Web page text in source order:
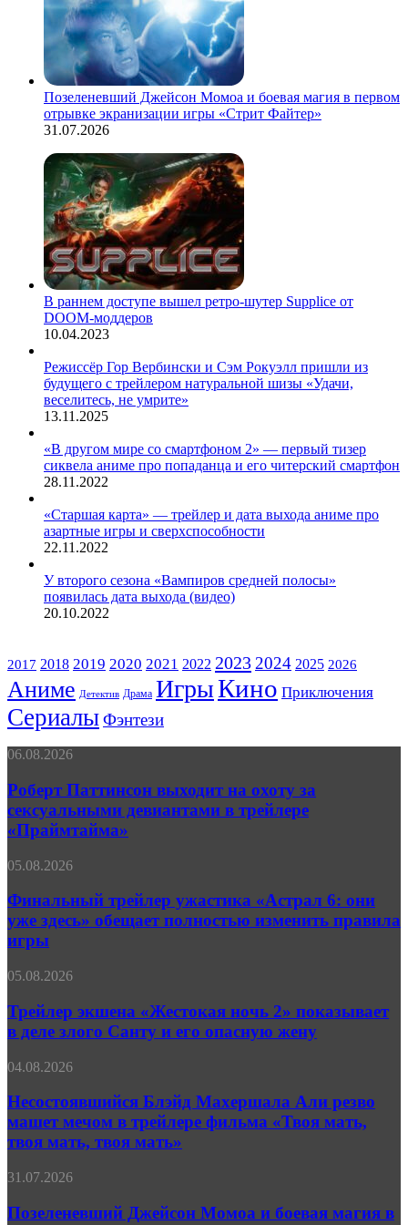
Позеленевший Джейсон Момоа и боевая магия в первом
отрывке экранизации игры «Стрит Файтер»
31.07.2026
В раннем доступе вышел ретро-шутер Supplice от
DOOM-моддеров
10.04.2023
Режиссёр Гор Вербински и Сэм Рокуэлл пришли из
будущего с трейлером натуральной шизы «Удачи,
веселитесь, не умрите»
13.11.2025
«В другом мире со смартфоном 2» — первый тизер
сиквела аниме про попаданца и его читерский смартфон
28.11.2022
«Старшая карта» — трейлер и дата выхода аниме про
азартные игры и сверхспособности
22.11.2022
У второго сезона «Вампиров средней полосы»
появилась дата выхода (видео)
20.10.2022
2017 2018 2019 2020 2021 2022 2023 2024 2025 2026
Аниме Детектив Драма ИгрыКино Приключения
СериалыФэнтези
Роберт
выходит
на
охоту
за
девиантами
трейлере
«Праймтайма»
06.08.2026
Роберт Паттинсон выходит на охоту за
сексуальными девиантами в трейлере
«Праймтайма»
Финальный
ужастика
6:
они
здесь»
полностью
изменить
правила
игры
05.08.2026
Финальный трейлер ужастика «Астрал 6: они
уже здесь» обещает полностью изменить правила
игры
Трейлер
«Жестокая
ночь 2»
показывает
деле
Санту
и
его
жену
05.08.2026
Трейлер экшена «Жестокая ночь 2» показывает
в деле злого Санту и его опасную жену
Несостоявшийся
Махершала
резво
машет
в
фильма
04.08.2026
Несостоявшийся Блэйд Махершала Али резво
машет мечом в трейлере фильма «Твоя мать,
твоя мать, твоя мать»
Позеленевший
Момоа
31.07.2026
Позеленевший Джейсон Момоа и боевая магия в